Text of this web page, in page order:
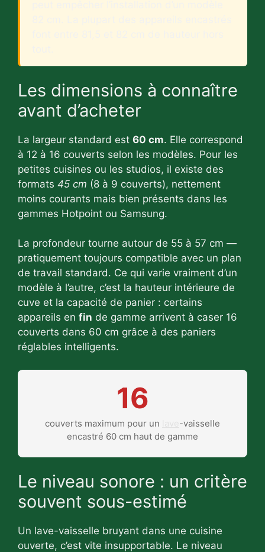
Les dimensions à connaître
avant d’acheter
La largeur standard est 60 cm. Elle correspond
à 12 à 16 couverts selon les modèles. Pour les
petites cuisines ou les studios, il existe des
formats 45 cm (8 à 9 couverts), nettement
moins courants mais bien présents dans les
gammes Hotpoint ou Samsung.
La profondeur tourne autour de 55 à 57 cm —
pratiquement toujours compatible avec un plan
de travail standard. Ce qui varie vraiment d’un
modèle à l’autre, c’est la hauteur intérieure de
cuve et la capacité de panier : certains
appareils en fin de gamme arrivent à caser 16
couverts dans 60 cm grâce à des paniers
réglables intelligents.
16
couverts maximum pour un
-vaisselle
encastré 60 cm haut de gamme
Le niveau sonore : un critère
souvent sous-estimé
Un lave-vaisselle bruyant dans une cuisine
ouverte, c’est vite insupportable. Le niveau